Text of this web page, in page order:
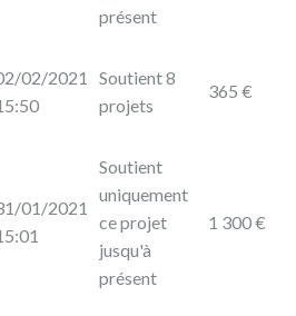
présent
02/2021
Soutient 8
projets
365 €
01/2021
Soutient
uniquement
ce projet
jusqu'à
présent
1 300 €